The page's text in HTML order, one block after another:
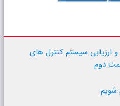
سیستم کنترل های
دوم
شویم